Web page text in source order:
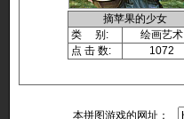
摘苹果的少女
类 别:
绘画艺术
点 击 数:
1072
本拼图游戏的网址：